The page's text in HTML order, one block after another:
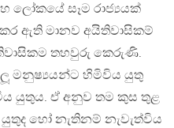
ලෝකයේ සෑම රාජ්‍යයක්
ඇති මානව අයිතිවාසිකම්
තහවුරු කෙරුණි.
මනුෂ්‍යයන්ට හිමිවිය යුතු
යුතුය. ඒ අනුව තම කුස තුළ
හෝ නැතිනම් නැවැත්විය